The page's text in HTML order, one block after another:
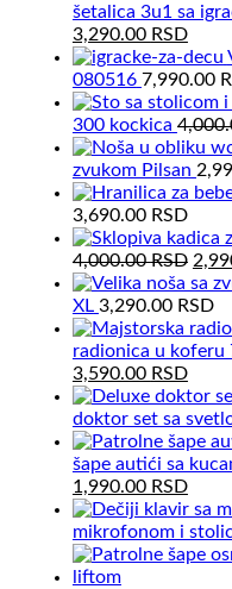
was:
šetalica 3u1 sa
Original
price
was:
4,500.00 RSD.
3,290.00 RSD
price
is:
080516 7,990.00
300 kockica
zvukom Pilsan
3,690.00 RSD
4,000.00RSD
price
was:
XL 3,290.00 RSD
radionica u koferu
Original
price
was:
4,500.00 RSD.
3,590.00 RSD
price
is:
doktor set sa
šape autići sa
Original
price
was:
2,500.00 RSD.
1,990.00 RSD
price
is:
mikrofonom i